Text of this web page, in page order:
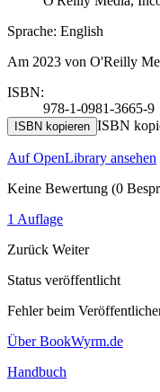
Sprache: English
Am 2023 von O'Reilly
ISBN:
978-1-0981-3665-9
ISBN kopieren ISBN
Auf OpenLibrary ansehen
Keine Bewertung (0
1 Auflage
Zurück Weiter
Status veröffentlicht
Fehler beim
Über BookWyrm.de
Handbuch